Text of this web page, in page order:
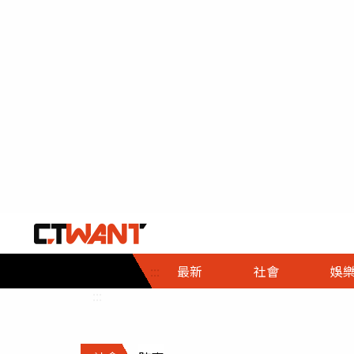
::: 最新 社會
社會首頁
時事
調查
娛樂
娛樂首頁
即時
財經首頁
熱線
政